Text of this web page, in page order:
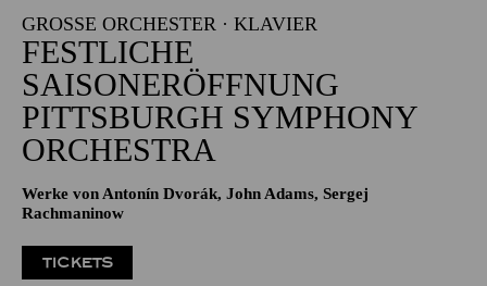
GROSSE ORCHESTER · KLAVIER
FESTLICHE
SAISONERÖFFNUNG
PITTSBURGH SYMPHONY
ORCHESTRA
Werke von Antonín Dvorák, John Adams, Sergej
Rachmaninow
TICKETS